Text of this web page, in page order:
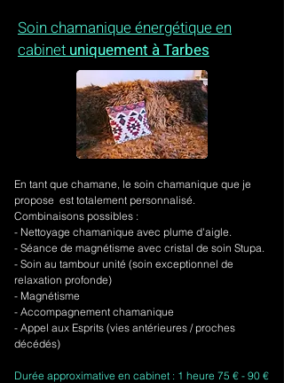
Soin chamanique énergétique en
cabinet uniquement à Tarbes
En tant que chamane, le soin chamanique que je
propose est totalement personnalisé.
Combinaisons possibles :
- Nettoyage chamanique avec plume d'aigle.
- Séance de magnétisme avec cristal de soin Stupa.
- Soin au tambour unité (soin exceptionnel de
relaxation profonde)
- Magnétisme
- Accompagnement chamanique
- Appel aux Esprits (vies antérieures / proches
décédés)
Durée approximative en cabinet : 1 heure 75 € - 90 €